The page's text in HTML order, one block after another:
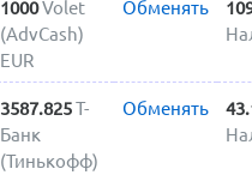
1000Volet
(AdvCash)
EUR
Обменять
3587.825Т-
Банк
(Тинькофф)
Обменять